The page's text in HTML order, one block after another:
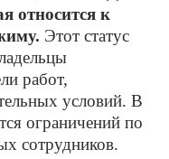
относится к
Этот статус
работ,
условий. В
ограничений по
сотрудников.